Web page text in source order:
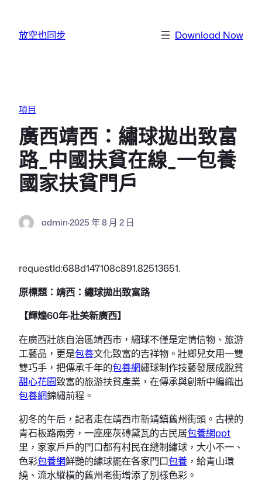
放空也同步 Download Now
項目
廣西靖西：繡球拋出致富
路_中國扶貧在線_一包養
國家扶貧門戶
admin·2025 年 8 月 2 日
requestId:688d147108c891.82513651.
原標題：靖西：繡球拋出致富路
【輝煌60年·壯美新廣西】
在廣西壯族自治區靖西市，繡球不僅是定情信物、旅游
工藝品，更是包養文化致富的吉祥物。壯鄉兒女用一雙
雙巧手，把傳承千年的包養網繡球制作技藝發展成脫貧
甜心花園致富的旅游扶貧產業，在傳承與創新中編織出
包養網錦繡前程。
初冬的午后，記者走在靖西市新靖鎮舊州街頭。古樸的
青石板路兩旁，一座座灰磚黛瓦的古民居包養網ppt
里，家家戶戶的門口都有村民在縫制繡球，大小不一、
色彩包養網鮮艷的繡球擺在各家門口包養 ，給青山環
繞、流水縱橫的舊州老街增添了別樣色彩。